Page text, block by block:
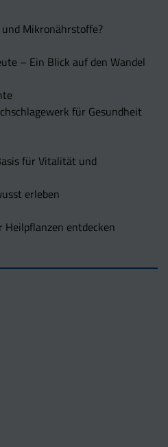
Mikronährstoffe?
– Ein Blick auf den Wandel
für Gesundheit
für Vitalität und
erleben
entdecken